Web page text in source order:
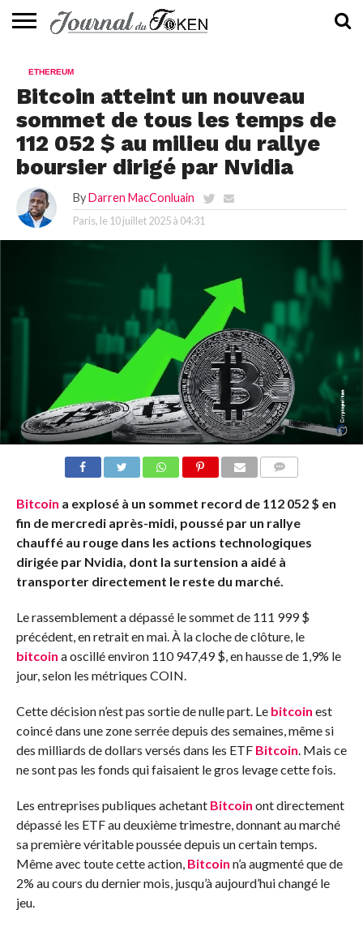
📰
EVALUATION
GUIDE
TENDANCES
À
CONTACTEZ-
ETHEREUM
Bitcoin atteint un nouveau
sommet de tous les temps de
112 052 $ au milieu du rallye
boursier dirigé par Nvidia
By Darren MacConluain
Paris, le 10 juillet 2025 à 04:31
Bitcoin a explosé à un sommet record de 112 052 $ en
fin de mercredi après-midi, poussé par un rallye
chauffé au rouge dans les actions technologiques
dirigée par Nvidia, dont la surtension a aidé à
transporter directement le reste du marché.
Le rassemblement a dépassé le sommet de 111 999 $
précédent, en retrait en mai. À la cloche de clôture, le
bitcoin a oscillé environ 110 947,49 $, en hausse de 1,9% le
jour, selon les métriques COIN.
Cette décision n’est pas sortie de nulle part. Le bitcoin est
coincé dans une zone serrée depuis des semaines, même si
des milliards de dollars versés dans les ETF Bitcoin. Mais ce
ne sont pas les fonds qui faisaient le gros levage cette fois.
Les entreprises publiques achetant Bitcoin ont directement
dépassé les ETF au deuxième trimestre, donnant au marché
sa première véritable poussée depuis un certain temps.
Même avec toute cette action, Bitcoin n’a augmenté que de
2% au cours du dernier mois, jusqu’à aujourd’hui changé le
jeu.